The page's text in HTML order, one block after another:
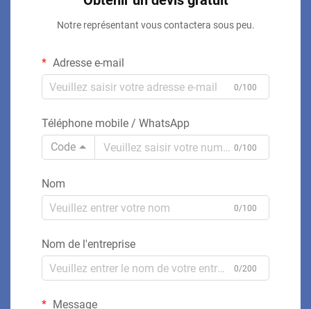
Notre représentant vous contactera sous peu.
Adresse e-mail
0/100
Téléphone mobile / WhatsApp
Code
0/100
Nom
0/100
Nom de l'entreprise
0/200
Message